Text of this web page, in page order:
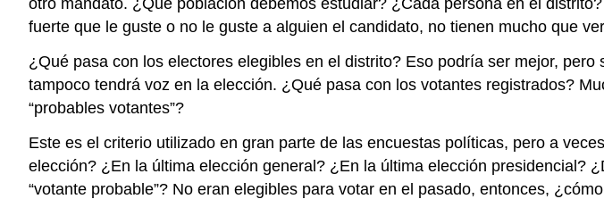
otro mandato. ¿Qué población debemos estudiar? ¿Cada persona en el
fuerte que le guste o no le guste a alguien el candidato, no tienen mucho que
¿Qué pasa con los electores elegibles en el distrito? Eso podría ser mejor,
tampoco tendrá voz en la elección. ¿Qué pasa con los votantes registrados?
“probables votantes”?
Este es el criterio utilizado en gran parte de las encuestas políticas, pero a
elección? ¿En la última elección general? ¿En la última elección presidencial?
“votante probable”? No eran elegibles para votar en el pasado, entonces,